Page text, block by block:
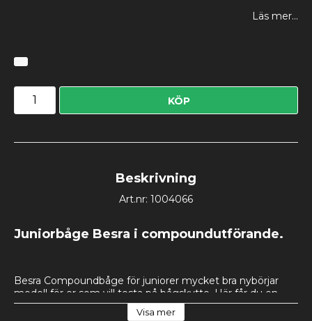
Läs mer...
KÖP
Beskrivning
Art.nr: 1004066
Juniorbåge Besra i compoundutförande.
Besra Compoundbåge för juniorer mycket bra nybörjar
modell för er som vill testa på bågskytte. Här får du en
båge som inte är överprisad och har allt som en
compoundbåge bör ha, till bågen medföljer 2pilar,
Visa mer